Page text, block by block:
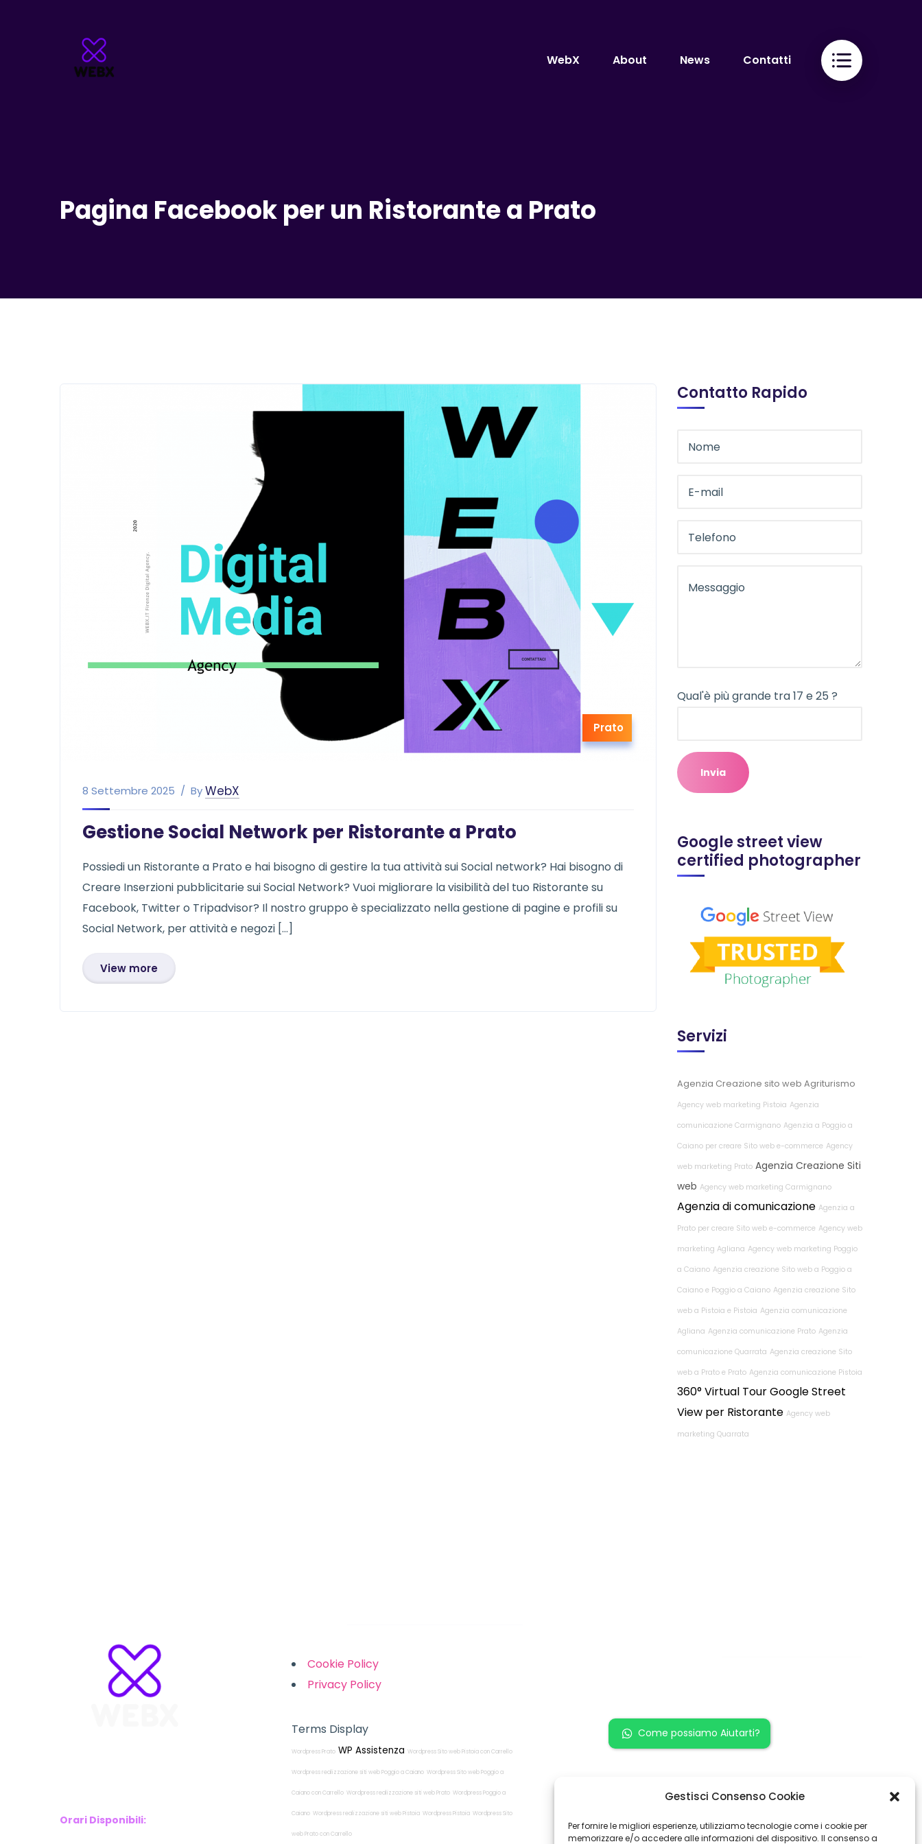
Gestisci Consenso Cookie
Per fornire le migliori esperienze, utilizziamo tecnologie come i cookie per
memorizzare e/o accedere alle informazioni del dispositivo. Il consenso a
WebX About News Contatti
Pagina Facebook per un Ristorante a Prato
Prato
8 Settembre 2025 ByWebX
Gestione Social Network per Ristorante a Prato
Possiedi un Ristorante a Prato e hai bisogno di gestire la tua attività sui Social network? Hai bisogno di
Creare Inserzioni pubblicitarie sui Social Network? Vuoi migliorare la visibilità del tuo Ristorante su
Facebook, Twitter o Tripadvisor? Il nostro gruppo è specializzato nella gestione di pagine e profili su
Social Network, per attività e negozi […]
View more
Contatto Rapido
Qual'è più grande tra 17 e 25 ?
Google street view
certified photographer
Servizi
Agenzia Creazione sito web Agriturismo
Agency web marketing Pistoia Agenzia
comunicazione Carmignano Agenzia a Poggio a
Caiano per creare Sito web e-commerce Agency
web marketing Prato Agenzia Creazione Siti
web Agency web marketing Carmignano
Agenzia di comunicazione Agenzia a
Prato per creare Sito web e-commerce Agency web
marketing Agliana Agency web marketing Poggio
a Caiano Agenzia creazione Sito web a Poggio a
Caiano e Poggio a Caiano Agenzia creazione Sito
web a Pistoia e Pistoia Agenzia comunicazione
Agliana Agenzia comunicazione Prato Agenzia
comunicazione Quarrata Agenzia creazione Sito
web a Prato e Prato Agenzia comunicazione Pistoia
360° Virtual Tour Google Street
View per Ristorante Agency web
marketing Quarrata
Orari Disponibili:
Cookie Policy
Privacy Policy
Terms Display
Wordpress Prato WP Assistenza Wordpress Sito web Pistoia con Carrello
Wordpress realizzazione siti web Poggio a Caiano Wordpress Sito web Poggio a
Caiano con Carrello Wordpress realizzazione siti web Prato Wordpress Poggio a
Caiano Wordpress realizzazione siti web Pistoia Wordpress Pistoia Wordpress Sito
web Prato con Carrello
Come possiamo Aiutarti?